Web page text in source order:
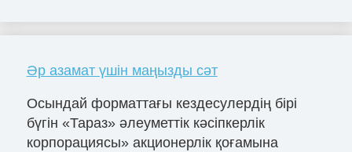
Әр азамат үшін маңызды сәт
Осындай форматтағы кездесулердің бірі
бүгін «Тараз» әлеуметтік кәсіпкерлік
корпорациясы» акционерлік қоғамына